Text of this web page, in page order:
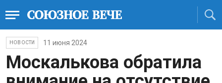
НОВОСТИ 11 июня 2024
Москалькова обратила